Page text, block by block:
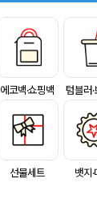
에코백·쇼핑백 텀블러
선물세트 뱃지